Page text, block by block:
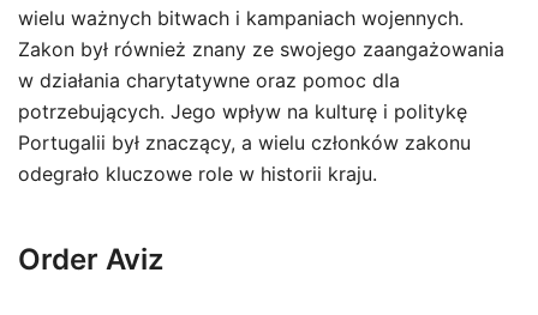
wielu ważnych bitwach i kampaniach wojennych.
Zakon był również znany ze swojego zaangażowania
w działania charytatywne oraz pomoc dla
potrzebujących. Jego wpływ na kulturę i politykę
Portugalii był znaczący, a wielu członków zakonu
odegrało kluczowe role w historii kraju.
Order Aviz